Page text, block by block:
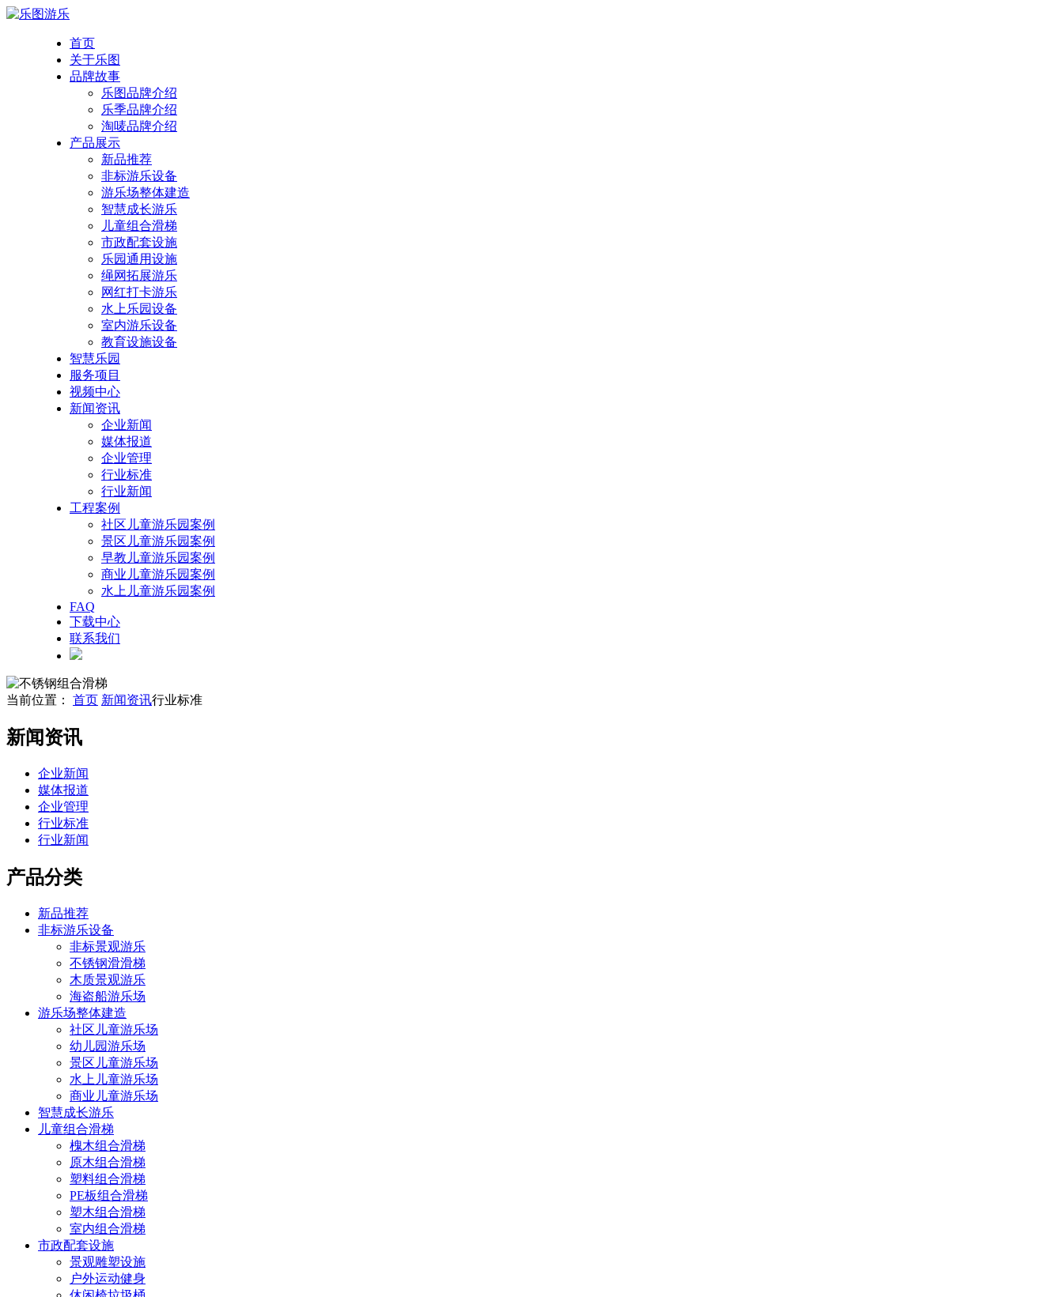
首页
关于乐图
品牌故事
乐图品牌介绍
乐季品牌介绍
淘唛品牌介绍
产品展示
新品推荐
非标游乐设备
游乐场整体建造
智慧成长游乐
儿童组合滑梯
市政配套设施
乐园通用设施
绳网拓展游乐
网红打卡游乐
水上乐园设备
室内游乐设备
教育设施设备
智慧乐园
服务项目
视频中心
新闻资讯
企业新闻
媒体报道
企业管理
行业标准
行业新闻
工程案例
社区儿童游乐园案例
景区儿童游乐园案例
早教儿童游乐园案例
商业儿童游乐园案例
水上儿童游乐园案例
FAQ
下载中心
联系我们
当前位置： 首页 新闻资讯行业标准
新闻资讯
企业新闻
媒体报道
企业管理
行业标准
行业新闻
产品分类
新品推荐
非标游乐设备
非标景观游乐
不锈钢滑滑梯
木质景观游乐
海盗船游乐场
游乐场整体建造
社区儿童游乐场
幼儿园游乐场
景区儿童游乐场
水上儿童游乐场
商业儿童游乐场
智慧成长游乐
儿童组合滑梯
槐木组合滑梯
原木组合滑梯
塑料组合滑梯
PE板组合滑梯
塑木组合滑梯
室内组合滑梯
市政配套设施
景观雕塑设施
户外运动健身